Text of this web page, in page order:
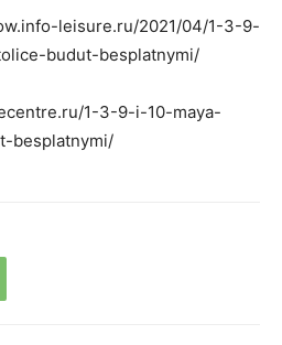
leisure.ru/2021/04/1-3-9-
budut-besplatnymi/
1-3-9-i-10-maya-
besplatnymi/